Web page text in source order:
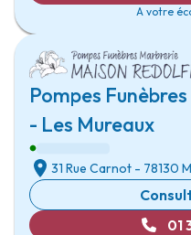
A votre
Pompes
- Les Mureaux
31 Rue Carnot - 78130
01